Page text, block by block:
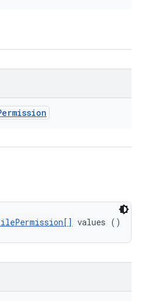
values ()